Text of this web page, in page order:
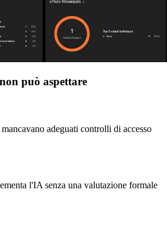
può aspettare
adeguati controlli di accesso
l'IA senza una valutazione formale